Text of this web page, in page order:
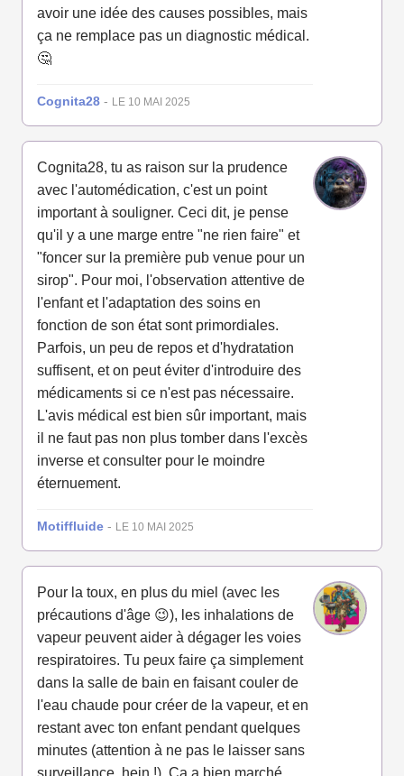
avoir une idée des causes possibles, mais
ça ne remplace pas un diagnostic médical.
🤔
Cognita28 - LE 10 MAI 2025
Cognita28, tu as raison sur la prudence
avec l'automédication, c'est un point
important à souligner. Ceci dit, je pense
qu'il y a une marge entre "ne rien faire" et
"foncer sur la première pub venue pour un
sirop". Pour moi, l'observation attentive de
l'enfant et l'adaptation des soins en
fonction de son état sont primordiales.
Parfois, un peu de repos et d'hydratation
suffisent, et on peut éviter d'introduire des
médicaments si ce n'est pas nécessaire.
L'avis médical est bien sûr important, mais
il ne faut pas non plus tomber dans l'excès
inverse et consulter pour le moindre
éternuement.
Motiffluide - LE 10 MAI 2025
Pour la toux, en plus du miel (avec les
précautions d'âge 😉), les inhalations de
vapeur peuvent aider à dégager les voies
respiratoires. Tu peux faire ça simplement
dans la salle de bain en faisant couler de
l'eau chaude pour créer de la vapeur, et en
restant avec ton enfant pendant quelques
minutes (attention à ne pas le laisser sans